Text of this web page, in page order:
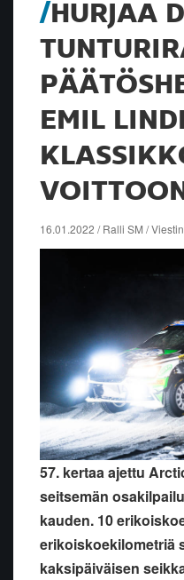
HURJAA
EMIL
VOITTOON
16.01.2022 / Ralli SM /
57. kertaa ajettu
seitsemän
kauden. 10
erikoiskoekilometriä
kaksipäiväisen